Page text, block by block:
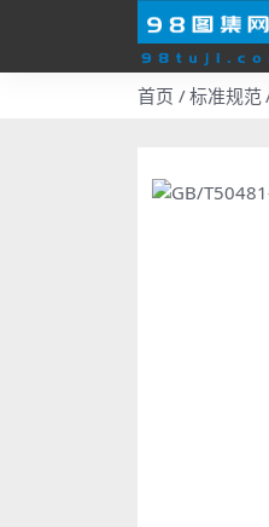
首页 标准规范